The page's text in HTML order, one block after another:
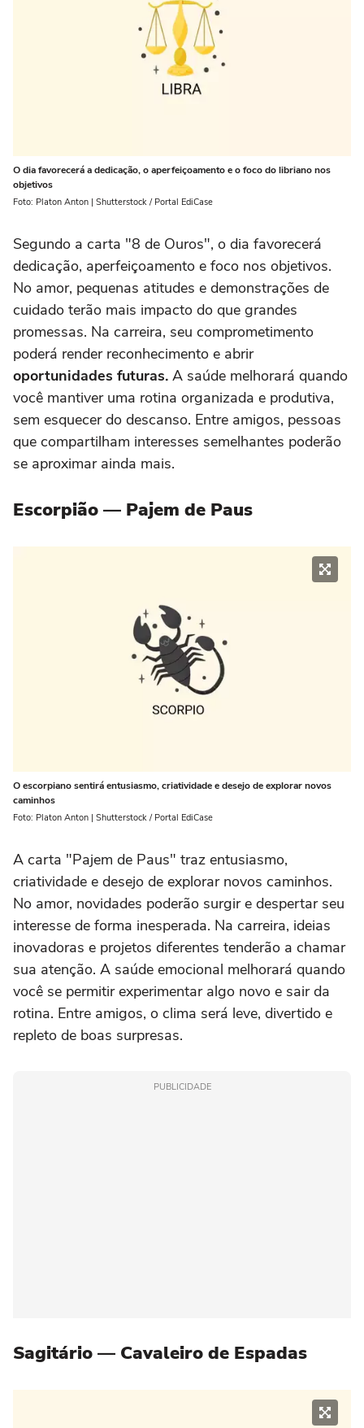
O dia favorecerá a dedicação, o aperfeiçoamento e o foco do libriano nos
objetivos
Foto: Platon Anton | Shutterstock / Portal EdiCase
Segundo a carta "8 de Ouros", o dia favorecerá
dedicação, aperfeiçoamento e foco nos objetivos.
No amor, pequenas atitudes e demonstrações de
cuidado terão mais impacto do que grandes
promessas. Na carreira, seu comprometimento
poderá render reconhecimento e abrir
oportunidades futuras. A saúde melhorará quando
você mantiver uma rotina organizada e produtiva,
sem esquecer do descanso. Entre amigos, pessoas
que compartilham interesses semelhantes poderão
se aproximar ainda mais.
Escorpião — Pajem de Paus
O escorpiano sentirá entusiasmo, criatividade e desejo de explorar novos
caminhos
Foto: Platon Anton | Shutterstock / Portal EdiCase
A carta "Pajem de Paus" traz entusiasmo,
criatividade e desejo de explorar novos caminhos.
No amor, novidades poderão surgir e despertar seu
interesse de forma inesperada. Na carreira, ideias
inovadoras e projetos diferentes tenderão a chamar
sua atenção. A saúde emocional melhorará quando
você se permitir experimentar algo novo e sair da
rotina. Entre amigos, o clima será leve, divertido e
repleto de boas surpresas.
PUBLICIDADE
Sagitário — Cavaleiro de Espadas